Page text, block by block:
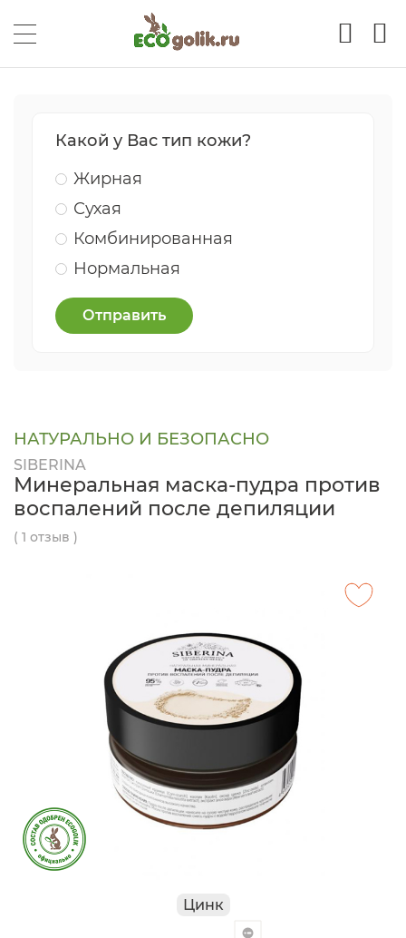
Какой у Вас тип кожи?
Жирная
Сухая
Комбинированная
Нормальная
Отправить
НАТУРАЛЬНО И БЕЗОПАСНО
SIBERINA
Минеральная маска-пудра против
воспалений после депиляции
( 1 отзыв )
Цинк